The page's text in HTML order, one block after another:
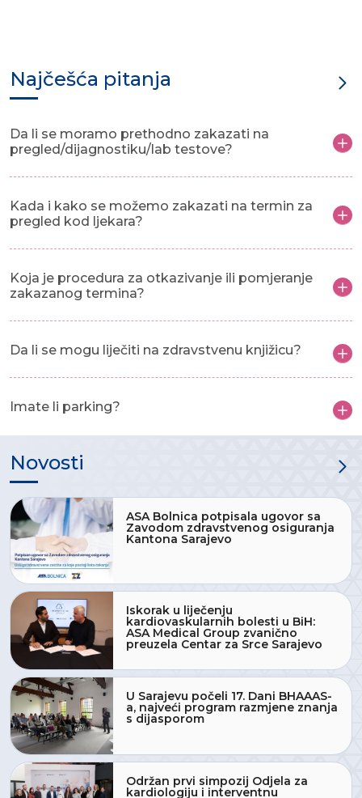
Najčešća pitanja
Da li se moramo prethodno zakazati na
pregled/dijagnostiku/lab testove?
Kada i kako se možemo zakazati na termin za
pregled kod ljekara?
Koja je procedura za otkazivanje ili pomjeranje
zakazanog termina?
Da li se mogu liječiti na zdravstvenu knjižicu?
Imate li parking?
Novosti
ASA Bolnica potpisala ugovor sa
Zavodom zdravstvenog osiguranja
Kantona Sarajevo
Iskorak u liječenju
kardiovaskularnih bolesti u BiH:
ASA Medical Group zvanično
preuzela Centar za Srce Sarajevo
U Sarajevu počeli 17. Dani BHAAAS-
a, najveći program razmjene znanja
s dijasporom
Održan prvi simpozij Odjela za
kardiologiju i interventnu